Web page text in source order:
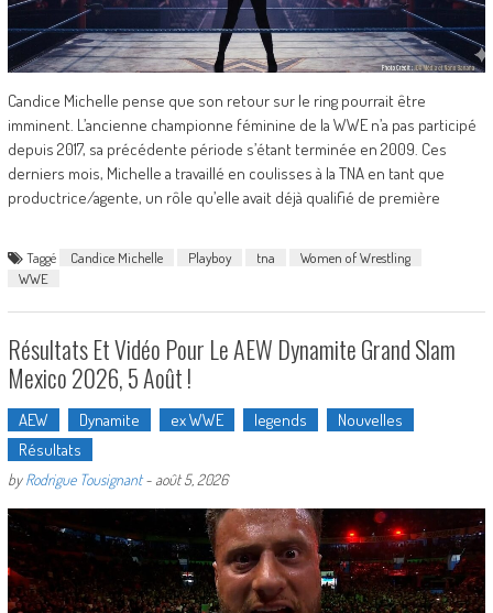
Candice Michelle pense que son retour sur le ring pourrait être
imminent. L’ancienne championne féminine de la WWE n’a pas participé
depuis 2017, sa précédente période s’étant terminée en 2009. Ces
derniers mois, Michelle a travaillé en coulisses à la TNA en tant que
productrice/agente, un rôle qu’elle avait déjà qualifié de première
Taggé Candice Michelle Playboy tna
Women of Wrestling
WWE
Résultats Et Vidéo Pour Le AEW Dynamite Grand Slam
Mexico 2026, 5 Août !
AEW Dynamite ex WWE legends
Nouvelles
Résultats
byRodrigue Tousignant- août 5, 2026